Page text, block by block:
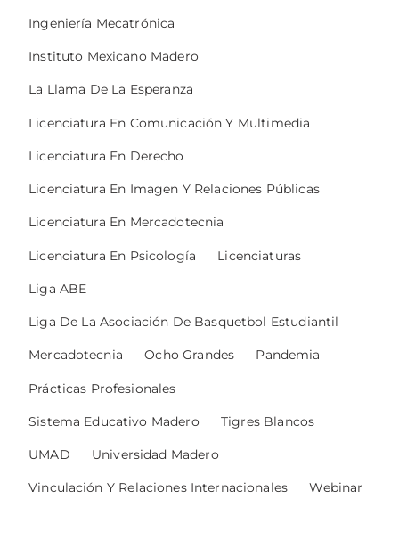
Ingeniería Mecatrónica
Instituto Mexicano Madero
La Llama De La Esperanza
Licenciatura En Comunicación Y Multimedia
Licenciatura En Derecho
Licenciatura En Imagen Y Relaciones Públicas
Licenciatura En Mercadotecnia
Licenciatura En Psicología Licenciaturas
Liga ABE
Liga De La Asociación De Basquetbol Estudiantil
Mercadotecnia Ocho Grandes Pandemia
Prácticas Profesionales
Sistema Educativo Madero Tigres Blancos
UMAD Universidad Madero
Vinculación Y Relaciones Internacionales Webinar